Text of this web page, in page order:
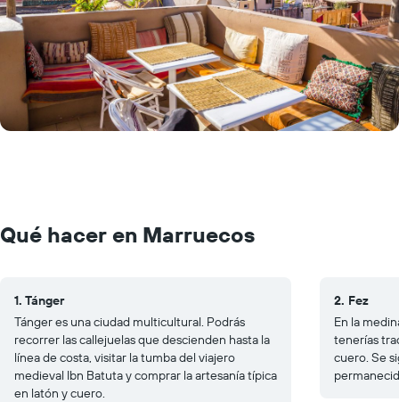
Qué hacer en Marruecos
1. Tánger
Tánger es una ciudad multicultural. Podrás
recorrer las callejuelas que descienden hasta la
línea de costa, visitar la tumba del viajero
medieval Ibn Batuta y comprar la artesanía típica
en latón y cuero.
2. Fez
En la
tenerías
cuero. Se